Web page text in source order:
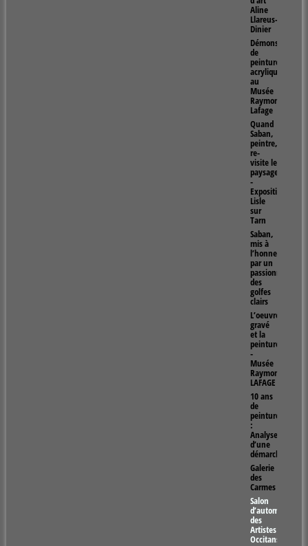
Aline
Llareus-
Dinier
Démonstration
de
peinture
acrylique
au
Musée
Raymond
Lafage
Quand
Saban,
peintre,
re-
visite le
paysage
-
Exposition
Lisle
sur
Tarn
Saban,
mis à
l’honneur
par un
passionné
des
golfes
clairs
L’oeuvre
gravé
et la
peinture
-
Musée
Raymond
LAFAGE
10 ans
de
peinture
:
Analyse
d’une
démarche
Galerie
des
Carmes
Salon
d’automne
des
Artistes
Occitans